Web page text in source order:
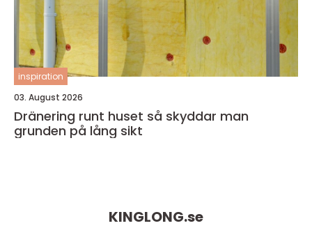
inspiration
03. August 2026
Dränering runt huset så skyddar man
grunden på lång sikt
KINGLONG.se